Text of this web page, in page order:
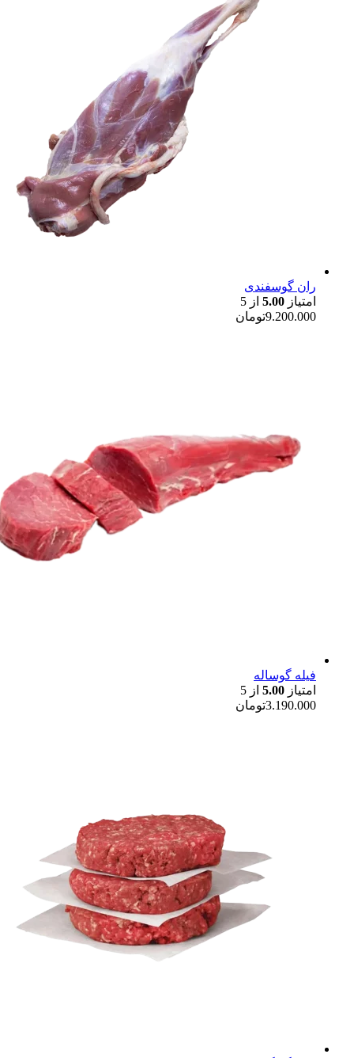
ران گوسفندی
امتیاز 5.00 از 5
9.200.000تومان
فیله گوساله
امتیاز 5.00 از 5
3.190.000تومان